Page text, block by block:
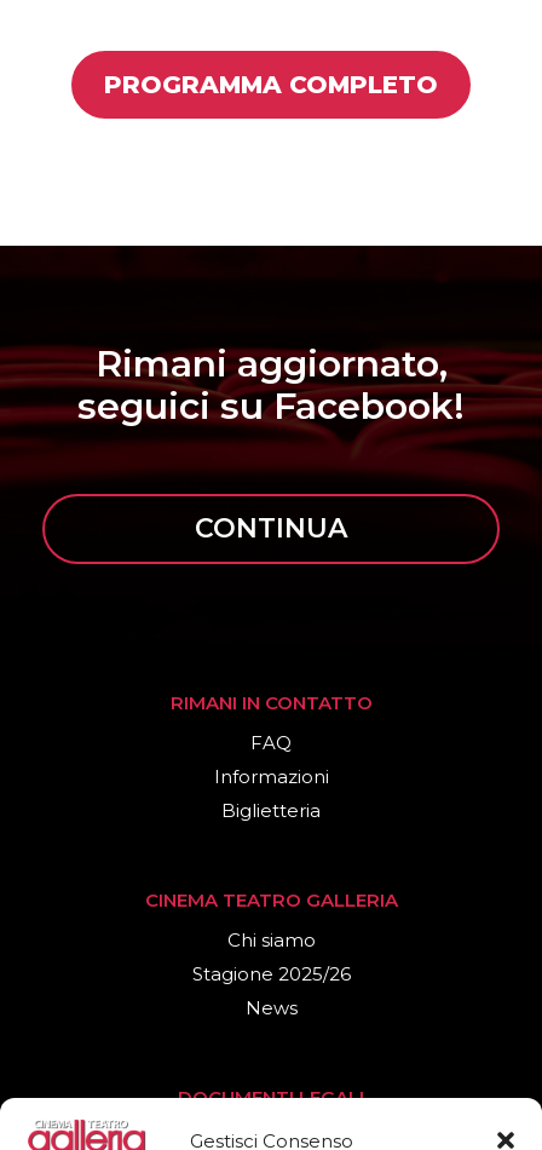
Gestisci Consenso
PROGRAMMA COMPLETO
Rimani aggiornato,
seguici su Facebook!
CONTINUA
RIMANI IN CONTATTO
FAQ
Informazioni
Biglietteria
CINEMA TEATRO GALLERIA
Chi siamo
Stagione 2025/26
News
DOCUMENTI LEGALI
Privacy Policy